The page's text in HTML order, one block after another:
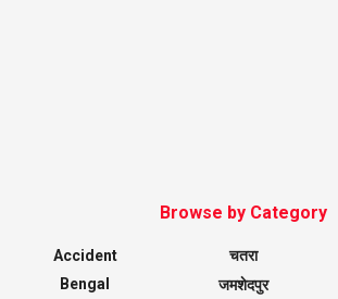
Browse by Category
Accident
Bengal
चतरा
जमशेदपुर